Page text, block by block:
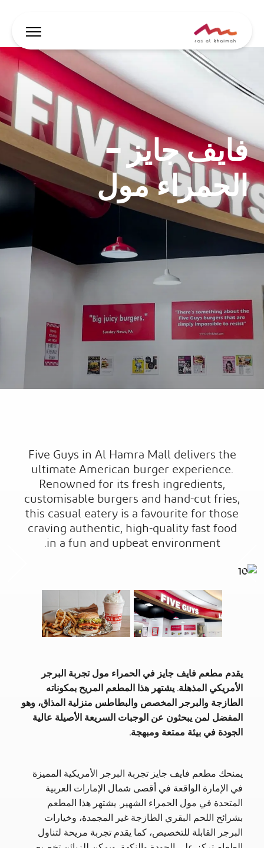
العروض
أين تقيم
أبرز الفعاليات والأنشطة
خطط لرحلتك
🇸🇦
AR
فايف جايز –
الحمراء مول
Five Guys in Al Hamra Mall delivers the
ultimate American burger experience.
Renowned for its fresh ingredients,
customisable burgers and hand-cut fries,
this casual eatery is a favourite for those
craving authentic, high-quality fast food
in a fun and upbeat environment.
Previous
يقدم مطعم فايف جايز في الحمراء مول تجربة البرجر
الأمريكي المذهلة. يشتهر هذا المطعم المريح بمكوناته
الطازجة والبرجر المخصص والبطاطس منزلية المذاق، وهو
المفضل لمن يبحثون عن الوجبات السريعة الأصيلة عالية
الجودة في بيئة ممتعة ومبهجة.
يمنحك مطعم فايف جايز تجربة البرجر الأمريكية المميزة
في الإمارة الواقعة في أقصى شمال الإمارات العربية
المتحدة في مول الحمراء الشهير. يشتهر هذا المطعم
بشرائح اللحم البقري الطازجة غير المجمدة، وخيارات
البرجر القابلة للتخصيص، كما يقدم تجربة مريحة لتناول